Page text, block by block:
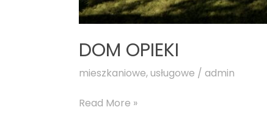
DOM OPIEKI
mieszkaniowe,usługowe / admin
Read More »